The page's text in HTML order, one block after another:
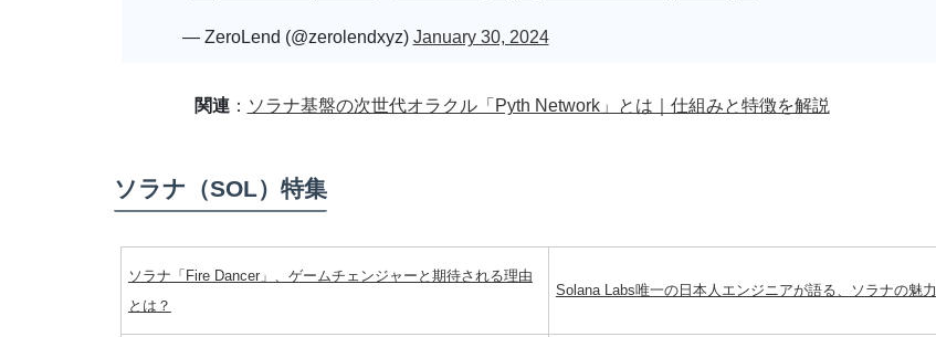
— ZeroLend (@zerolendxyz) January 30, 2024
関連： ソラナ基盤の次世代オラクル「Pyth Network」とは｜仕組みと特徴を解説
ソラナ（SOL）特集
ソラナ「Fire Dancer」、ゲームチェンジャーと期待される理由
とは？
Solana Labs唯一の日本人エンジニアが語る、ソラナの魅力